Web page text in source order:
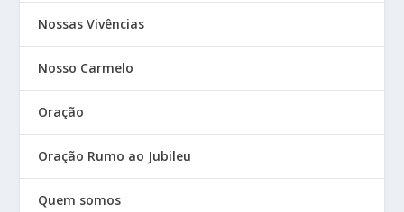
Nossas Vivências
Nosso Carmelo
Oração
Oração Rumo ao Jubileu
Quem somos